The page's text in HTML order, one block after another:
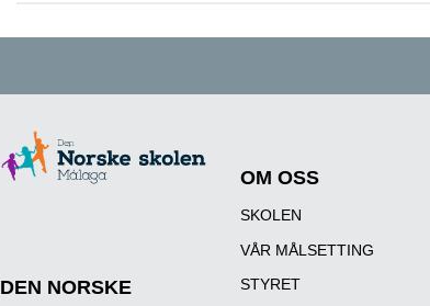
DEN NORSKE
OM OSS
SKOLEN
VÅR MÅLSETTING
STYRET